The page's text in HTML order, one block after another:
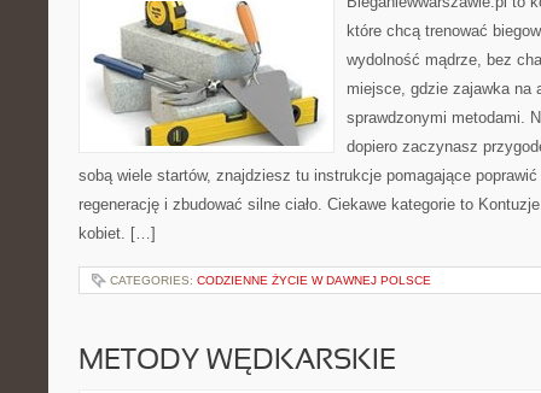
które chcą trenować
wydolność mądrze, bez
miejsce, gdzie zajawka na
sprawdzonymi metodami.
dopiero zaczynasz
sobą wiele startów, znajdziesz tu instrukcje pomagające
regenerację i zbudować silne ciało. Ciekawe kategorie to
kobiet. […]
CATEGORIES: CODZIENNE ŻYCIE W DAWNEJ POLSCE
METODY WĘDKARSKIE